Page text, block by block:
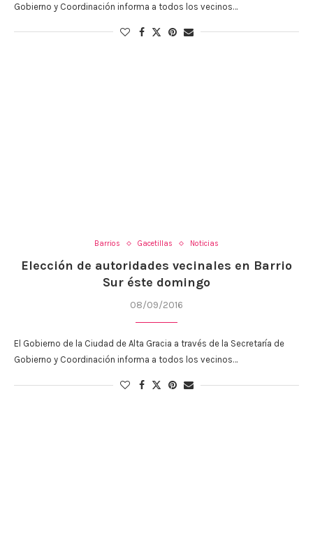
Gobierno y Coordinación informa a todos los vecinos…
Barrios Gacetillas Noticias
Elección de autoridades vecinales en Barrio
Sur éste domingo
08/09/2016
El Gobierno de la Ciudad de Alta Gracia a través de la Secretaría de
Gobierno y Coordinación informa a todos los vecinos…